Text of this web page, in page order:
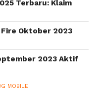
Terbaru: Klaim
Fire Oktober 2023
2023 Aktif
MOBILE